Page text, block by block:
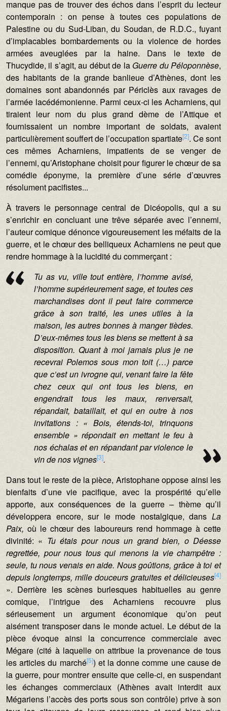
manque pas de trouver des échos dans l’esprit du lecteur
contemporain : on pense à toutes ces populations de
Palestine ou du Sud-Liban, du Soudan, de R.D.C., fuyant
d’implacables bombardements ou la violence de hordes
armées aveuglées par la haine. Dans le texte de
Thucydide, il s’agit, au début de la Guerre du Péloponnèse,
des habitants de la grande banlieue d’Athènes, dont les
domaines sont abandonnés par Périclès aux ravages de
l’armée lacédémonienne. Parmi ceux-ci les Acharniens, qui
tiraient leur nom du plus grand dème de l’Attique et
fournissaient un nombre important de soldats, avaient
particulièrement souffert de l’occupation spartiate[2]. Ce sont
ces mêmes Acharniens, impatients de se venger de
l’ennemi, qu’Aristophane choisit pour figurer le chœur de sa
comédie éponyme, la première d’une série d’œuvres
résolument pacifistes...
À travers le personnage central de Dicéopolis, qui a su
s’enrichir en concluant une trêve séparée avec l’ennemi,
l’auteur comique dénonce vigoureusement les méfaits de la
guerre, et le chœur des belliqueux Acharniens ne peut que
rendre hommage à la lucidité du commerçant :
Tu as vu, ville tout entière, l’homme avisé,
l’homme supérieurement sage, et toutes ces
marchandises dont il peut faire commerce
grâce à son traité, les unes utiles à la
maison, les autres bonnes à manger tièdes.
D’eux-mêmes tous les biens se mettent à sa
disposition. Quant à moi jamais plus je ne
recevrai Polemos sous mon toit (…) parce
que c’est un ivrogne qui, venant faire la fête
chez ceux qui ont tous les biens, en
engendrait tous les maux, renversait,
répandait, bataillait, et qui en outre à nos
invitations : « Bois, étends-toi, trinquons
ensemble » répondait en mettant le feu à
nos échalas et en répandant par violence le
vin de nos vignes[3].
Dans tout le reste de la pièce, Aristophane oppose ainsi les
bienfaits d’une vie pacifique, avec la prospérité qu’elle
apporte, aux conséquences de la guerre – thème qu’il
développera encore, sur le mode nostalgique, dans La
Paix,où le chœur des laboureurs rend hommage à cette
divinité: « Tu étais pour nous un grand bien, o Déesse
regrettée, pour nous tous qui menons la vie champêtre :
seule, tu nous venais en aide. Nous goûtions, grâce à toi et
depuis longtemps, mille douceurs gratuites et délicieuses[4]
». Derrière les scènes burlesques habituelles au genre
comique, l’intrigue des Acharniens recouvre plus
sérieusement un argument économique qu’on peut
aisément transposer dans le monde actuel. Le début de la
pièce évoque ainsi la concurrence commerciale avec
Mégare (cité à laquelle on attribue la provenance de tous
les articles du marché[5]) et la donne comme une cause de
la guerre, pour montrer ensuite que celle-ci, en suspendant
les échanges commerciaux (Athènes avait interdit aux
Mégariens l’accès des ports sous son contrôle) prive à son